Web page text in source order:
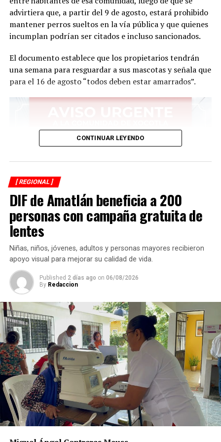
DESPUÉS
Interesa a la ciudadanía rescate de patrimonio histórico
natural
Clausura CAIC ciclo 2021-2022
advirtiera que, a partir del 9 de agosto, estará prohibido
mantener perros sueltos en la vía pública y que quienes
incumplan podrían ser citados e incluso sancionados.
El documento establece que los propietarios tendrán
una semana para resguardar a sus mascotas y señala que
para el 16 de agosto “todos deben estar amarrados”.
Asimismo, anuncia que ese día autoridades comunitarias
realizarán recorridos para fotografiar a los perros que
permanezcan en las calles, solicitar información a
vecinos para identificar a sus dueños y, posteriormente,
citarlos al palacio de la comunidad, donde incluso
podrían hacerse acreedores a una multa.
La publicación provocó críticas entre pobladores,
quienes consideran que la Agencia Municipal podría
estar excediendo sus atribuciones al anunciar posibles
sanciones sin precisar el fundamento jurídico que las
CONTINUAR LEYENDO
[ REGIONAL ]
DIF de Amatlán beneficia a 200
personas con campaña gratuita de
lentes
Niñas, niños, jóvenes, adultos y personas mayores recibieron
apoyo visual para mejorar su calidad de vida.
Published 2 días ago on 06/08/2026
By Redaccion